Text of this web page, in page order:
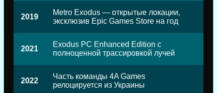
2019
Metro Exodus — открытые локации,
эксклюзив Epic Games Store на год
2021
Exodus PC Enhanced Edition с
полноценной трассировкой лучей
2022
Часть команды 4A Games
релоцируется из Украины